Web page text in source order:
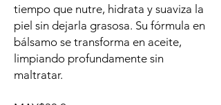
tiempo que nutre, hidrata y suaviza la
piel sin dejarla grasosa. Su fórmula en
bálsamo se transforma en aceite,
limpiando profundamente sin
maltratar.